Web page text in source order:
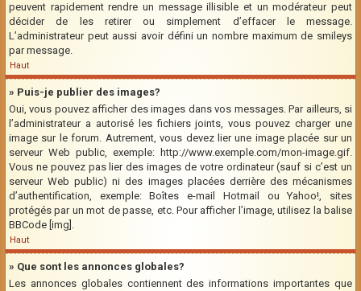
peuvent rapidement rendre un message illisible et un modérateur peut
décider de les retirer ou simplement d’effacer le message.
L’administrateur peut aussi avoir défini un nombre maximum de smileys
par message.
Haut
» Puis-je publier des images?
Oui, vous pouvez afficher des images dans vos messages. Par ailleurs, si
l’administrateur a autorisé les fichiers joints, vous pouvez charger une
image sur le forum. Autrement, vous devez lier une image placée sur un
serveur Web public, exemple: http://www.exemple.com/mon-image.gif.
Vous ne pouvez pas lier des images de votre ordinateur (sauf si c’est un
serveur Web public) ni des images placées derrière des mécanismes
d’authentification, exemple: Boîtes e-mail Hotmail ou Yahoo!, sites
protégés par un mot de passe, etc. Pour afficher l’image, utilisez la balise
BBCode [img].
Haut
» Que sont les annonces globales?
Les annonces globales contiennent des informations importantes que